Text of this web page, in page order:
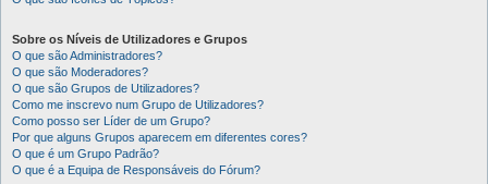
Sobre os Níveis de Utilizadores e Grupos
O que são Administradores?
O que são Moderadores?
O que são Grupos de Utilizadores?
Como me inscrevo num Grupo de Utilizadores?
Como posso ser Líder de um Grupo?
Por que alguns Grupos aparecem em diferentes cores?
O que é um Grupo Padrão?
O que é a Equipa de Responsáveis do Fórum?